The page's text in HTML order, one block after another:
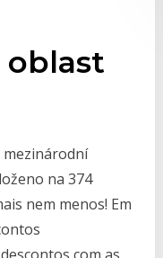
oblast
mezinárodní
na 374
nem menos! Em